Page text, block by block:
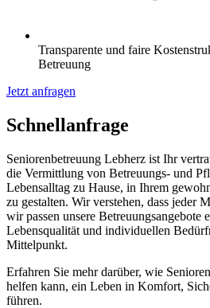
Transparente und faire
Betreuung
Jetzt anfragen
Schnell­anfrage
Seniorenbetreuung Lebherz ist Ihr
die Vermittlung von Betreuungs- und
Lebensalltag zu Hause, in Ihrem
zu gestalten. Wir verstehen, dass jeder
wir passen unsere Betreuungsangebote
Lebensqualität und individuellen
Mittelpunkt.
Erfahren Sie mehr darüber, wie
helfen kann, ein Leben in Komfort,
führen.